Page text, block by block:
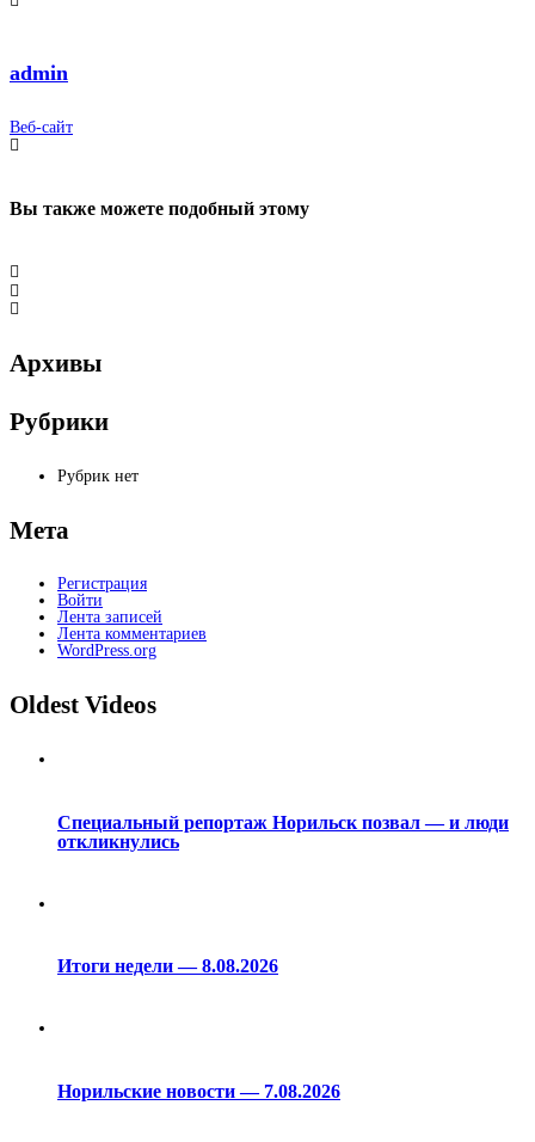
admin
Веб-сайт
Вы также можете подобный этому
Архивы
Рубрики
Рубрик нет
Мета
Регистрация
Войти
Лента записей
Лента комментариев
WordPress.org
Oldest Videos
Специальный репортаж Норильск позвал — и люди
откликнулись
Итоги недели — 8.08.2026
Норильские новости — 7.08.2026